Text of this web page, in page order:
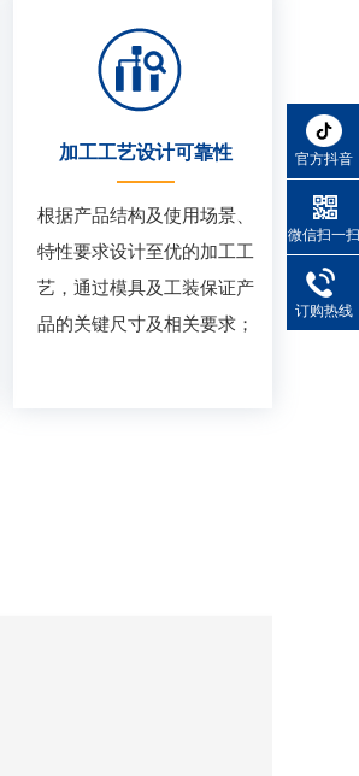
加工工艺设计可靠性
根据产品结构及使用场景、
特性要求设计至优的加工工
艺，通过模具及工装保证产
品的关键尺寸及相关要求；
官方抖音
微信扫一扫
订购热线